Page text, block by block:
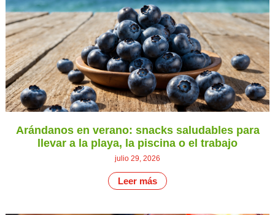
Arándanos en verano: snacks saludables para
llevar a la playa, la piscina o el trabajo
julio 29, 2026
Leer más